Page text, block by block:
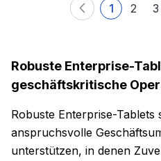
1 2 3
Robuste Enterprise-
geschäftskritische
Robuste Enterprise-
anspruchsvolle
unterstützen, in denen